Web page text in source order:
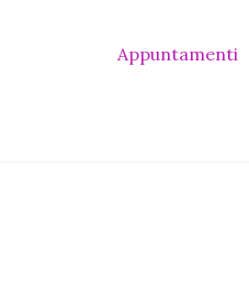
Appuntamenti